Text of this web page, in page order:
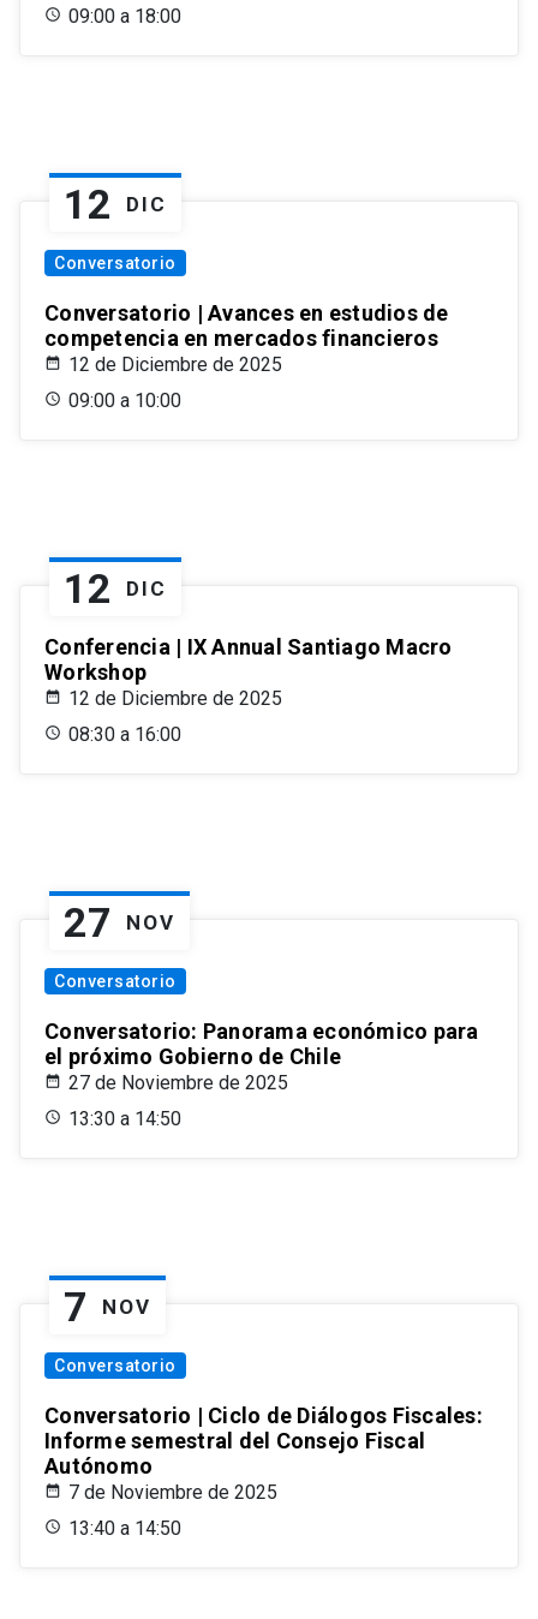
09:00 a 18:00
12 DIC
Conversatorio
Conversatorio | Avances en estudios de
competencia en mercados financieros
12 de Diciembre de 2025
09:00 a 10:00
12 DIC
Conferencia | IX Annual Santiago Macro
Workshop
12 de Diciembre de 2025
08:30 a 16:00
27 NOV
Conversatorio
Conversatorio: Panorama económico para
el próximo Gobierno de Chile
27 de Noviembre de 2025
13:30 a 14:50
7 NOV
Conversatorio
Conversatorio | Ciclo de Diálogos Fiscales:
Informe semestral del Consejo Fiscal
Autónomo
7 de Noviembre de 2025
13:40 a 14:50